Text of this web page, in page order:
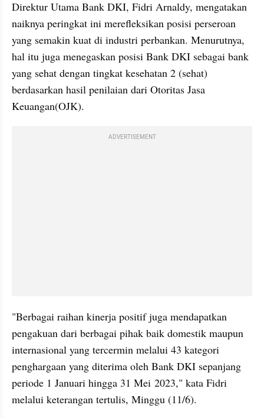
Direktur Utama Bank DKI, Fidri Arnaldy, mengatakan
naiknya peringkat ini merefleksikan posisi perseroan
yang semakin kuat di industri perbankan. Menurutnya,
hal itu juga menegaskan posisi Bank DKI sebagai bank
yang sehat dengan tingkat kesehatan 2 (sehat)
berdasarkan hasil penilaian dari Otoritas Jasa
Keuangan(OJK).
ADVERTISEMENT
"Berbagai raihan kinerja positif juga mendapatkan
pengakuan dari berbagai pihak baik domestik maupun
internasional yang tercermin melalui 43 kategori
penghargaan yang diterima oleh Bank DKI sepanjang
periode 1 Januari hingga 31 Mei 2023," kata Fidri
melalui keterangan tertulis, Minggu (11/6).